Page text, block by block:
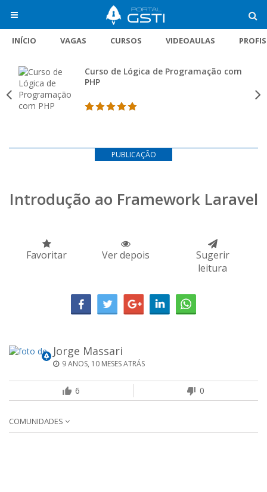
INÍCIO VAGAS CURSOS VIDEOAULAS
Curso de Lógica de Programação com
PHP
PUBLICAÇÃO
Introdução ao Framework Laravel
Favoritar Ver depois
Sugerir
leitura
Jorge Massari
9 ANOS, 10 MESES ATRÁS
6 0
COMUNIDADES